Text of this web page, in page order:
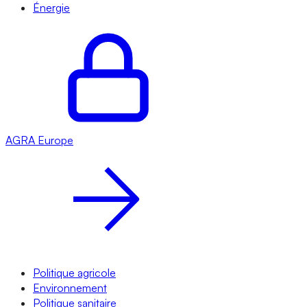
Énergie
AGRA Europe
Politique agricole
Environnement
Politique sanitaire